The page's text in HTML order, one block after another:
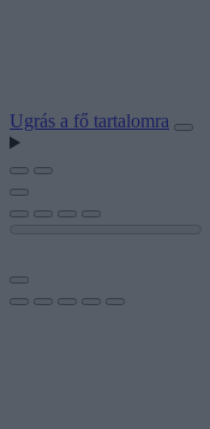
Ugrás a fő tartalomra